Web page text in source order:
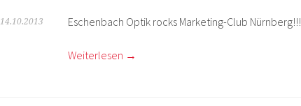
14.10.2013 Eschenbach Optik rocks Marketing-Club Nürnberg!!!
Weiterlesen →